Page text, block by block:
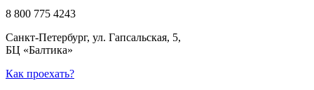
8 800 775 4243
Санкт-Петербург, ул. Гапсальская, 5,
БЦ «Балтика»
Как проехать?